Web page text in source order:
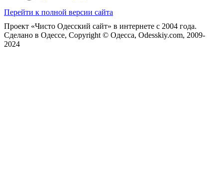
Перейти к полной версии сайта
Проект «Чисто Одесский сайт» в интернете с 2004 года.
Сделано в Одессе, Copyright © Одесса, Odesskiy.com, 2009-
2024